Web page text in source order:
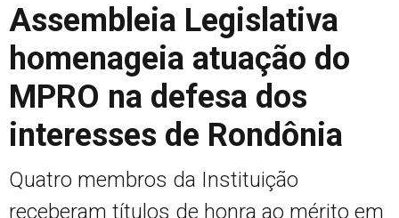
Assembleia Legislativa
homenageia atuação do
MPRO na defesa dos
interesses de Rondônia
Quatro membros da Instituição
receberam títulos de honra ao mérito em